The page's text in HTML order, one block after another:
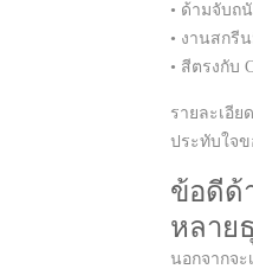
• ด้ามจับถ
• งานสกรี
• สีตรงกับ
รายละเอีย
ประทับใจข
ข้อดีด้
หลาย
นอกจากจ